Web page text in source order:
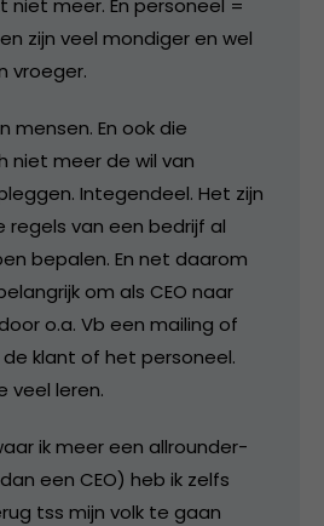
niet meer. En personeel =
zijn veel mondiger en wel
vroeger.
mensen. En ook die
niet meer de wil van
Integendeel. Het zijn
regels van een bedrijf al
bepalen. En net daarom
om als CEO naar
o.a. Vb een mailing of
klant of het personeel.
veel leren.
ik meer een allrounder-
een CEO) heb ik zelfs
tss mijn volk te gaan